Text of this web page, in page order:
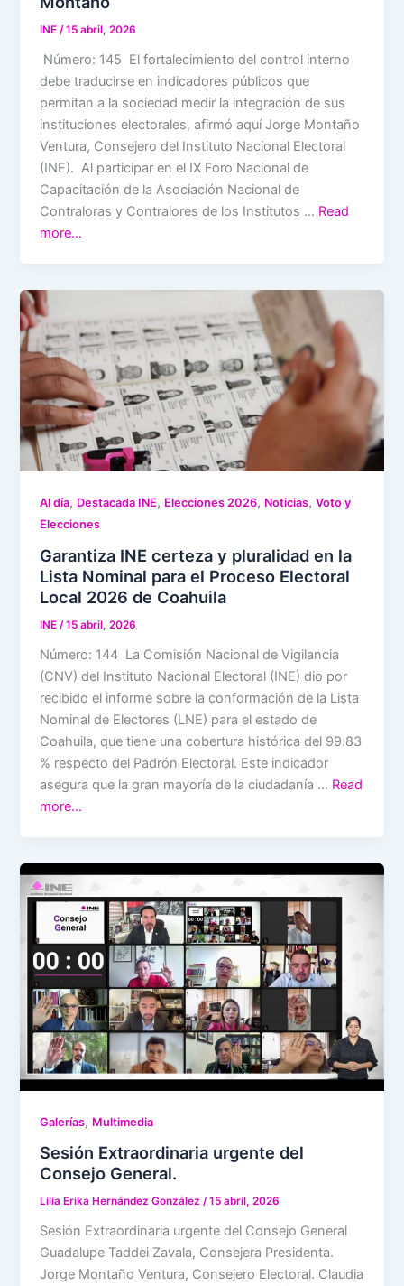
INE/15 abril, 2026
Número: 145 El fortalecimiento del control interno
debe traducirse en indicadores públicos que
permitan a la sociedad medir la integración de sus
instituciones electorales, afirmó aquí Jorge Montaño
Ventura, Consejero del Instituto Nacional Electoral
(INE). Al participar en el IX Foro Nacional de
Capacitación de la Asociación Nacional de
Contraloras y Contralores de los Institutos … Read
more…
Al día, Destacada INE, Elecciones 2026, Noticias,Voto y
Elecciones
Garantiza INE certeza y pluralidad en la
Lista Nominal para el Proceso Electoral
Local 2026 de Coahuila
INE/15 abril, 2026
Número: 144 La Comisión Nacional de Vigilancia
(CNV) del Instituto Nacional Electoral (INE) dio por
recibido el informe sobre la conformación de la Lista
Nominal de Electores (LNE) para el estado de
Coahuila, que tiene una cobertura histórica del 99.83
% respecto del Padrón Electoral. Este indicador
asegura que la gran mayoría de la ciudadanía … Read
more…
Galerías, Multimedia
Sesión Extraordinaria urgente del
Consejo General.
Lilia Erika Hernández González/15 abril, 2026
Sesión Extraordinaria urgente del Consejo General
Guadalupe Taddei Zavala, Consejera Presidenta.
Jorge Montaño Ventura, Consejero Electoral. Claudia